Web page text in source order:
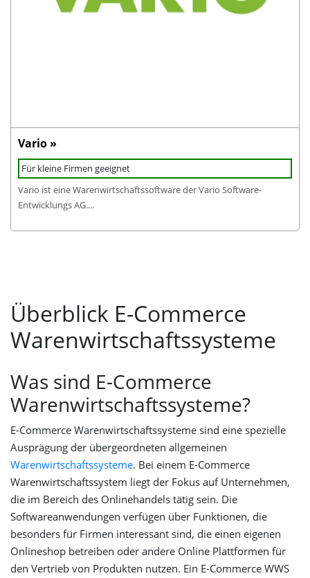
Vario »
Für kleine Firmen geeignet
Vario ist eine Warenwirtschaftssoftware der Vario Software-
Entwicklungs AG....
Überblick E-Commerce
Warenwirtschaftssysteme
Was sind E-Commerce
Warenwirtschaftssysteme?
E-Commerce Warenwirtschaftssysteme sind eine spezielle
Ausprägung der übergeordneten allgemeinen
Warenwirtschaftssysteme. Bei einem E-Commerce
Warenwirtschaftssystem liegt der Fokus auf Unternehmen,
die im Bereich des Onlinehandels tätig sein. Die
Softwareanwendungen verfügen über Funktionen, die
besonders für Firmen interessant sind, die einen eigenen
Onlineshop betreiben oder andere Online Plattformen für
den Vertrieb von Produkten nutzen. Ein E-Commerce WWS